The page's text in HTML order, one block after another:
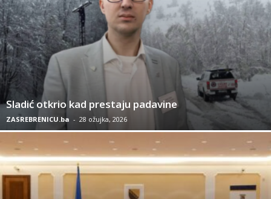
Sladić otkrio kad prestaju padavine
ZASREBRENICU.ba - 28 ožujka, 2026